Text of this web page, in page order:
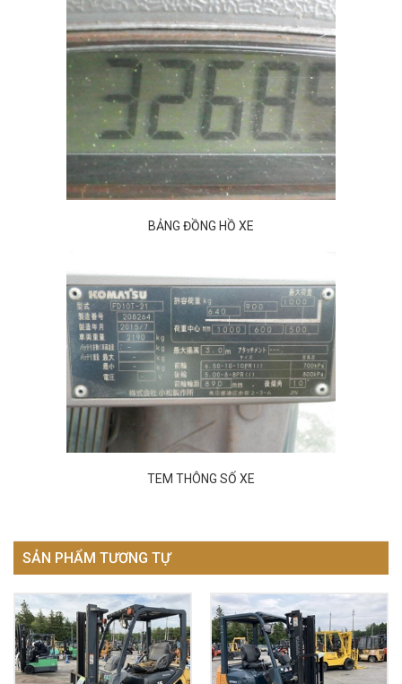
BẢNG ĐỒNG HỒ XE
TEM THÔNG SỐ XE
SẢN PHẨM TƯƠNG TỰ